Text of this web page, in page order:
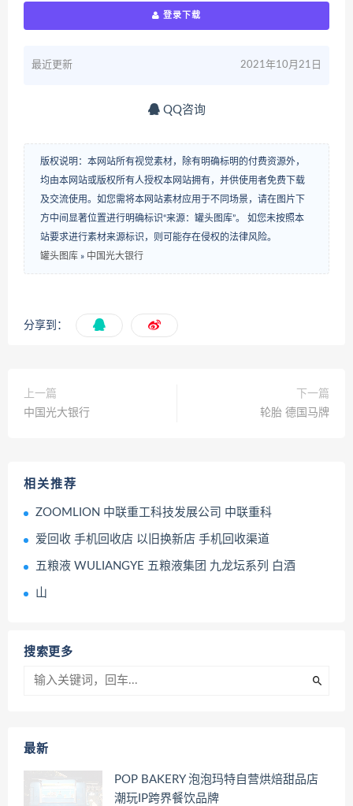
登录下载
最近更新 2021年10月21日
QQ咨询
版权说明：本网站所有视觉素材，除有明确标明的付费资源外，
均由本网站或版权所有人授权本网站拥有，并供使用者免费下载
及交流使用。如您需将本网站素材应用于不同场景，请在图片下
方中间显著位置进行明确标识“来源：罐头图库”。 如您未按照本
站要求进行素材来源标识，则可能存在侵权的法律风险。
罐头图库 » 中国光大银行
分享到：
上一篇
中国光大银行
下一篇
轮胎 德国马牌
相关推荐
ZOOMLION 中联重工科技发展公司 中联重科
爱回收 手机回收店 以旧换新店 手机回收渠道
五粮液 WULIANGYE 五粮液集团 九龙坛系列 白酒
山
搜索更多
最新
POP BAKERY 泡泡玛特自营烘焙甜品店
潮玩IP跨界餐饮品牌